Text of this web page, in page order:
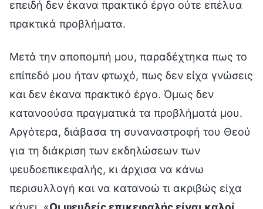
επειδή δεν έκανα πρακτικό έργο ούτε επέλυα
πρακτικά προβλήματα.
Μετά την αποπομπή μου, παραδέχτηκα πως το
επίπεδό μου ήταν φτωχό, πως δεν είχα γνώσεις
και δεν έκανα πρακτικό έργο. Όμως δεν
κατανοούσα πραγματικά τα προβλήματά μου.
Αργότερα, διάβασα τη συναναστροφή του Θεού
για τη διάκριση των εκδηλώσεων των
ψευδοεπικεφαλής, κι άρχισα να κάνω
περισυλλογή και να κατανοώ τι ακριβώς είχα